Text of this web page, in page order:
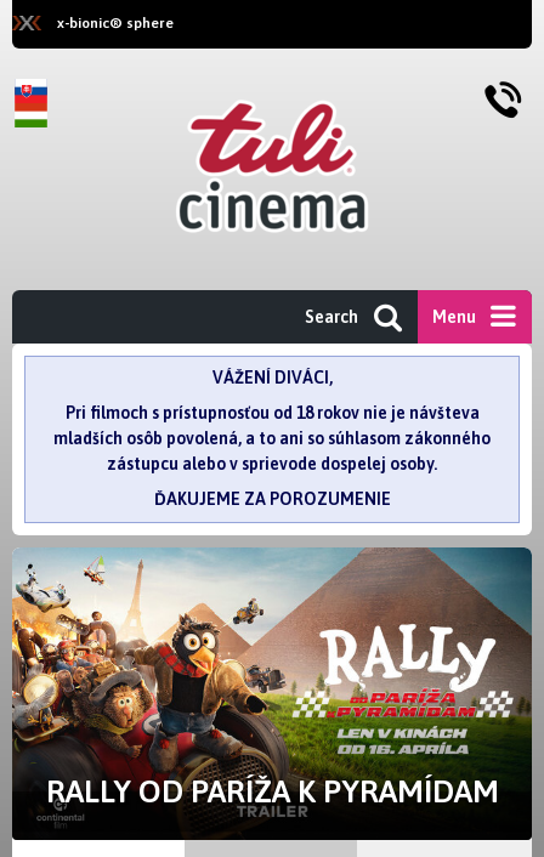
x-bionic® sphere
Menu
Search
VÁŽENÍ DIVÁCI,
Pri filmoch s prístupnosťou od 18 rokov nie je návšteva
mladších osôb povolená, a to ani so súhlasom zákonného
zástupcu alebo v sprievode dospelej osoby.
ĎAKUJEME ZA POROZUMENIE
RALLY OD PARÍŽA K PYRAMÍDAM